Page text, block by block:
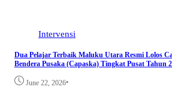
Intervensi
Dua Pelajar Terbaik Maluku Utara Resmi Lolos
Bendera Pusaka (Capaska) Tingkat Pusat Tahun
June 22, 2026•